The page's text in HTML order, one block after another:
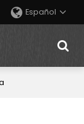
Español